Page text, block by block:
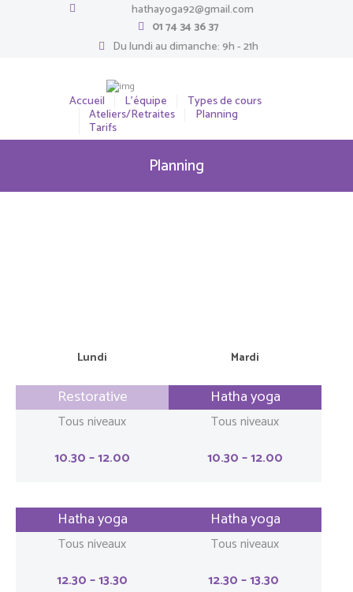
hathayoga92@gmail.com
01 74 34 36 37
Du lundi au dimanche: 9h - 21h
Accueil L’équipe Types de cours
Ateliers/Retraites Planning
Tarifs
Planning
Lundi
Restorative
Tous niveaux
10.30 – 12.00
Hatha yoga
Tous niveaux
12.30 – 13.30
Mardi
Hatha yoga
Tous niveaux
10.30 – 12.00
Hatha yoga
Tous niveaux
12.30 – 13.30